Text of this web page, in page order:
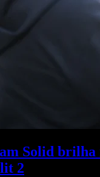
Solid brilha
2